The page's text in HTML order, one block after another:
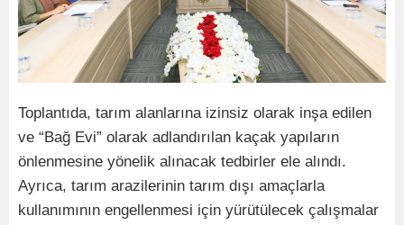
Toplantıda, tarım alanlarına izinsiz olarak inşa edilen
ve “Bağ Evi” olarak adlandırılan kaçak yapıların
önlenmesine yönelik alınacak tedbirler ele alındı.
Ayrıca, tarım arazilerinin tarım dışı amaçlarla
kullanımının engellenmesi için yürütülecek çalışmalar